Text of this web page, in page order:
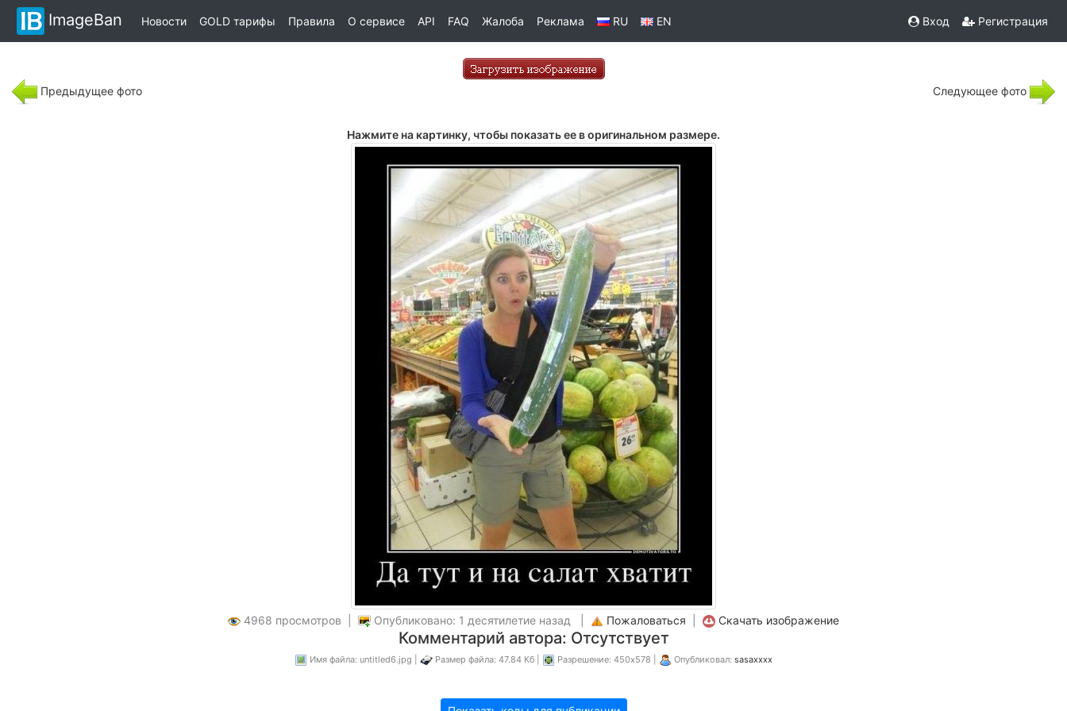
ImageBan Новости GOLD тарифы Правила О сервисе API FAQ Жалоба Реклама RU EN Вход Регистрация
Предыдущее фото Следующее фото
Нажмите на картинку, чтобы показать ее в оригинальном размере.
4968 просмотров | Опубликовано: 1 десятилетие назад | Пожаловаться Скачать изображение
Комментарий автора: Отсутствует
Имя файла: untitled6.jpg | Размер файла: 47.84 Кб | Разрешение: 450x578 | Опубликовал: sasaxxxx